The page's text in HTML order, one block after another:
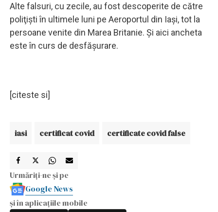
Alte falsuri, cu zecile, au fost descoperite de către
poliţişti în ultimele luni pe Aeroportul din Iaşi, tot la
persoane venite din Marea Britanie. Şi aici ancheta
este în curs de desfăşurare.
[citeste si]
iasi certificat covid certificate covid false
Urmăriți-ne și pe
Google News
și în aplicațiile mobile